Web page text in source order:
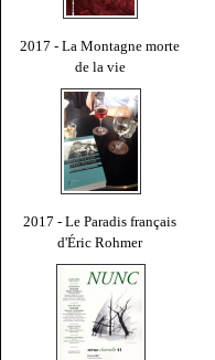
2017 - La Montagne morte
de la vie
2017 - Le Paradis français
d'Éric Rohmer